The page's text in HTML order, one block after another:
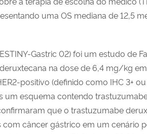
uma OS mediana de 12,5
Gastric 02) foi um estudo de
na dose de 6,4 mg/kg
positivo (definido como IHC 3+
esquema contendo
que o trastuzumabe
câncer gástrico em um cenário